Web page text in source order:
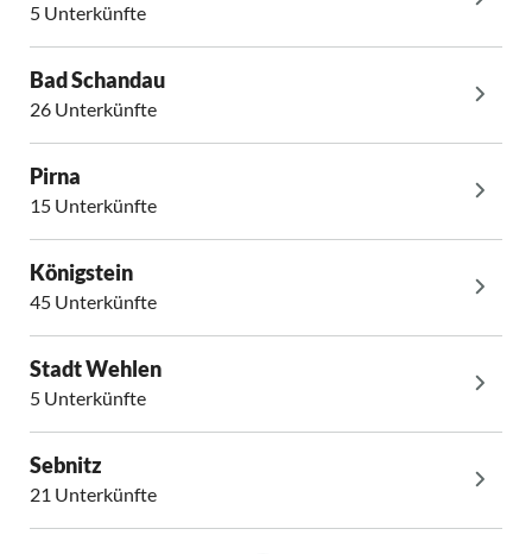
5 Unterkünfte
Bad Schandau
26 Unterkünfte
Pirna
15 Unterkünfte
Königstein
45 Unterkünfte
Stadt Wehlen
5 Unterkünfte
Sebnitz
21 Unterkünfte